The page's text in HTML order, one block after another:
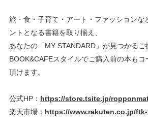
旅・食・子育て・アート・ファッションな
ントとなる書籍を取り揃え、
あなたの「MY STANDARD」が見つかるご
BOOK&CAFEスタイルでご購入前の本も
頂けます。
公式HP： https://store.tsite.jp/
楽天市場： https://www.rakuten.co.jp/